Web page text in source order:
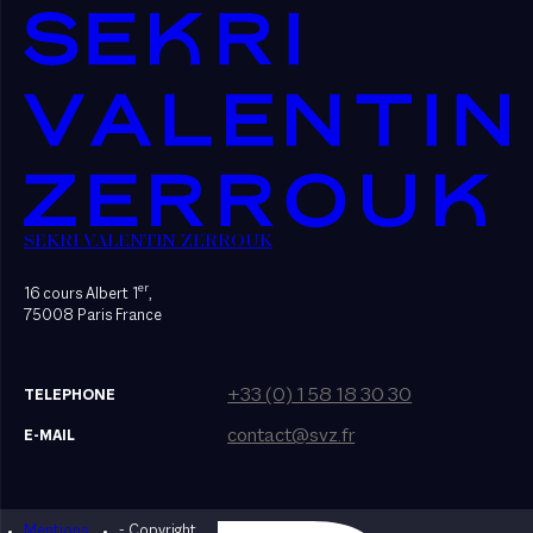
SEKRI VALENTIN ZERROUK
16 cours Albert 1er,
75008 Paris France
TELEPHONE +33 (0) 1 58 18 30 30
E-MAIL contact@svz.fr